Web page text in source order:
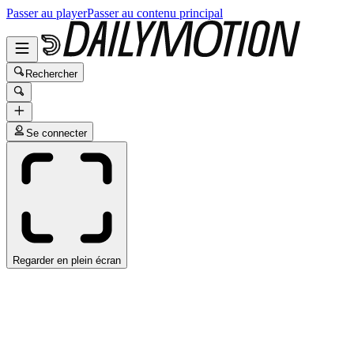
Passer au playerPasser au contenu principal
Rechercher
Se connecter
Regarder en plein écran